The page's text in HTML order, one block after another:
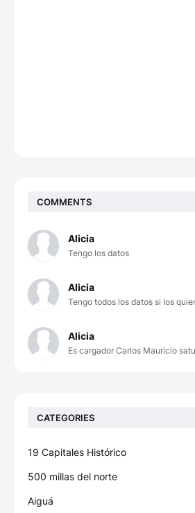
COMMENTS
Alicia
Tengo los datos
Alicia
Tengo todos los datos si los
Alicia
Es cargador Carlos Mauricio
CATEGORIES
19 Capitales Histórico
500 millas del norte
Aiguá